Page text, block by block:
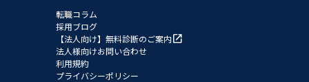
転職コラム
採用ブログ
【法人向け】無料診断のご案内open_in_new
法人様向けお問い合わせ
利用規約
プライバシーポリシー